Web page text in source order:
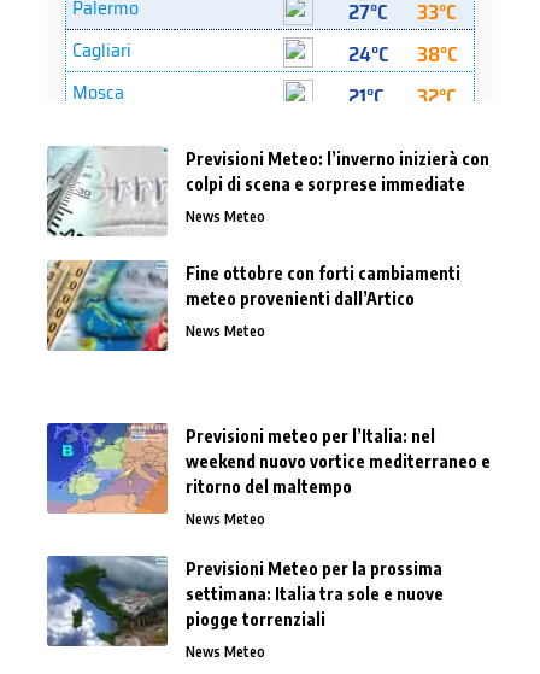
Previsioni Meteo: l’inverno inizierà con
colpi di scena e sorprese immediate
News Meteo
Fine ottobre con forti cambiamenti
meteo provenienti dall’Artico
News Meteo
Previsioni meteo per l’Italia: nel
weekend nuovo vortice mediterraneo e
ritorno del maltempo
News Meteo
Previsioni Meteo per la prossima
settimana: Italia tra sole e nuove
piogge torrenziali
News Meteo